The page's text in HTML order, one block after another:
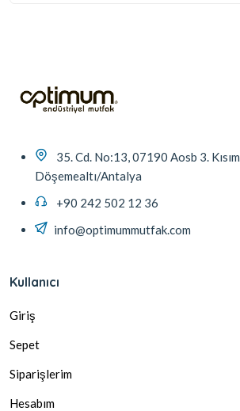
35. Cd. No:13, 07190 Aosb 3. Kısım
Döşemealtı/Antalya
+90 242 502 12 36
info@optimummutfak.com
Kullanıcı
Giriş
Sepet
Siparişlerim
Hesabım